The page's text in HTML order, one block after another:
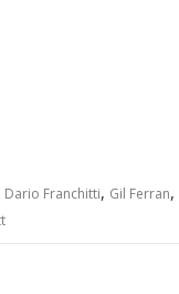
Dario Franchitti, Gil Ferran,